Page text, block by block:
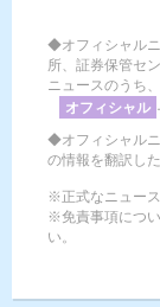
◆オフィシャル
所、証券保管セ
ニュースのうち
オフィシャル
◆オフィシャル
の情報を翻訳した
※正式なニュー
※免責事項につ
い。